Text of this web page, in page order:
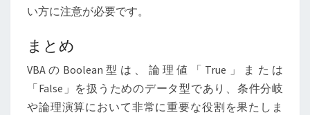
い方に注意が必要です。
まとめ
VBAのBoolean型は、論理値「True」または
「False」を扱うためのデータ型であり、条件分岐
や論理演算において非常に重要な役割を果たしま